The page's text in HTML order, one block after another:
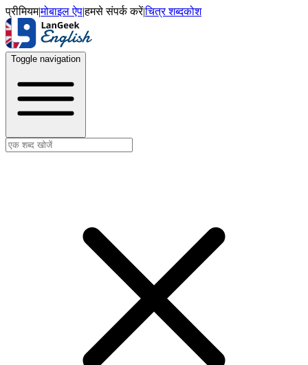
प्रीमियम|मोबाइल ऐप|हमसे संपर्क करें|चित्र शब्दकोश
Toggle navigation